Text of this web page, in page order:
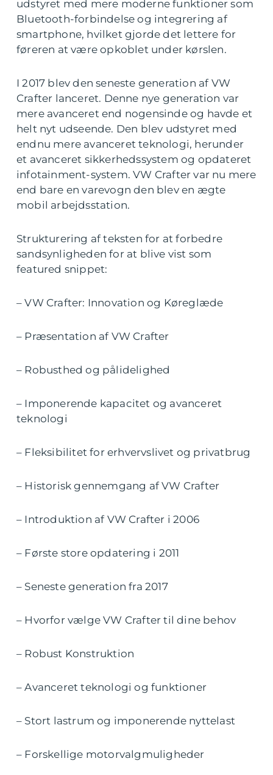
udstyret med mere moderne funktioner som
Bluetooth-forbindelse og integrering af
smartphone, hvilket gjorde det lettere for
føreren at være opkoblet under kørslen.
I 2017 blev den seneste generation af VW
Crafter lanceret. Denne nye generation var
mere avanceret end nogensinde og havde et
helt nyt udseende. Den blev udstyret med
endnu mere avanceret teknologi, herunder
et avanceret sikkerhedssystem og opdateret
infotainment-system. VW Crafter var nu mere
end bare en varevogn den blev en ægte
mobil arbejdsstation.
Strukturering af teksten for at forbedre
sandsynligheden for at blive vist som
featured snippet:
– VW Crafter: Innovation og Køreglæde
– Præsentation af VW Crafter
– Robusthed og pålidelighed
– Imponerende kapacitet og avanceret
teknologi
– Fleksibilitet for erhvervslivet og privatbrug
– Historisk gennemgang af VW Crafter
– Introduktion af VW Crafter i 2006
– Første store opdatering i 2011
– Seneste generation fra 2017
– Hvorfor vælge VW Crafter til dine behov
– Robust Konstruktion
– Avanceret teknologi og funktioner
– Stort lastrum og imponerende nyttelast
– Forskellige motorvalgmuligheder